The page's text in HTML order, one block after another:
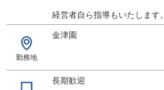
経営者自ら指導もいたします。
勤務地
金津園
長期歓迎